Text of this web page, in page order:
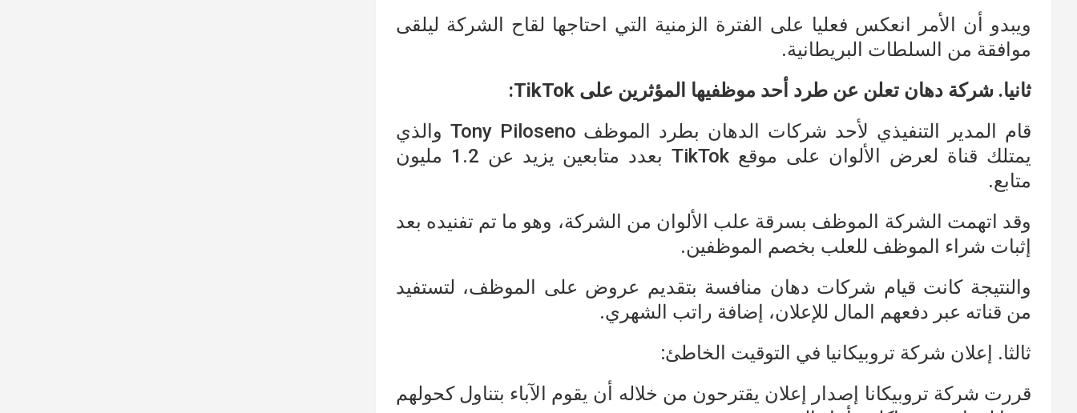
ويبدو أن الأمر انعكس فعليا على الفترة الزمنية التي احتاجها لقاح الشركة ليلقى
موافقة من السلطات البريطانية.
ثانيا. شركة دهان تعلن عن طرد أحد موظفيها المؤثرين على TikTok:
قام المدير التنفيذي لأحد شركات الدهان بطرد الموظف Tony Piloseno والذي
يمتلك قناة لعرض الألوان على موقع TikTok بعدد متابعين يزيد عن 1.2 مليون
متابع.
وقد اتهمت الشركة الموظف بسرقة علب الألوان من الشركة، وهو ما تم تفنيده بعد
إثبات شراء الموظف للعلب بخصم الموظفين.
والنتيجة كانت قيام شركات دهان منافسة بتقديم عروض على الموظف، لتستفيد
من قناته عبر دفعهم المال للإعلان، إضافة راتب الشهري.
ثالثا. إعلان شركة تروبيكانيا في التوقيت الخاطئ:
قررت شركة تروبيكانا إصدار إعلان يقترحون من خلاله أن يقوم الآباء بتناول كحولهم